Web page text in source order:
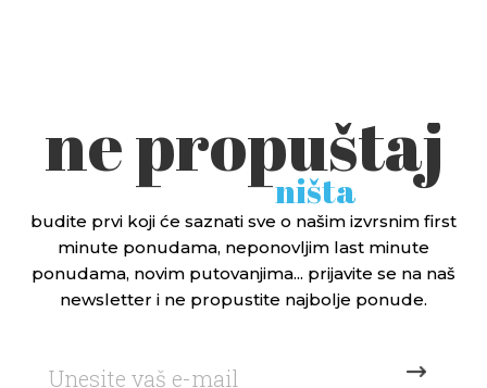
ne propuštaj
ništa
budite prvi koji će saznati sve o našim izvrsnim first
minute ponudama, neponovljim last minute
ponudama, novim putovanjima... prijavite se na naš
newsletter i ne propustite najbolje ponude.